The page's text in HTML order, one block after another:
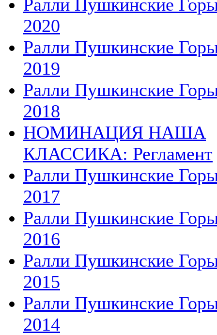
Ралли Пушкинские
2020
Ралли Пушкинские
2019
Ралли Пушкинские
2018
НОМИНАЦИЯ НАША
КЛАССИКА: Регламент
Ралли Пушкинские
2017
Ралли Пушкинские
2016
Ралли Пушкинские
2015
Ралли Пушкинские
2014